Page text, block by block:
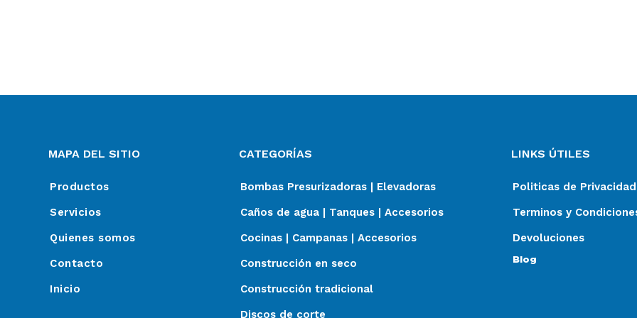
MAPA DEL SITIO
Productos
Servicios
Quienes somos
Contacto
Inicio
CATEGORÍAS
Bombas Presurizadoras | Elevadoras
Caños de agua | Tanques | Accesorios
Cocinas | Campanas | Accesorios
Construcción en seco
Construcción tradicional
Discos de corte
LINKS ÚTILES
Politicas de Privacidad
Terminos y
Devoluciones
Blog